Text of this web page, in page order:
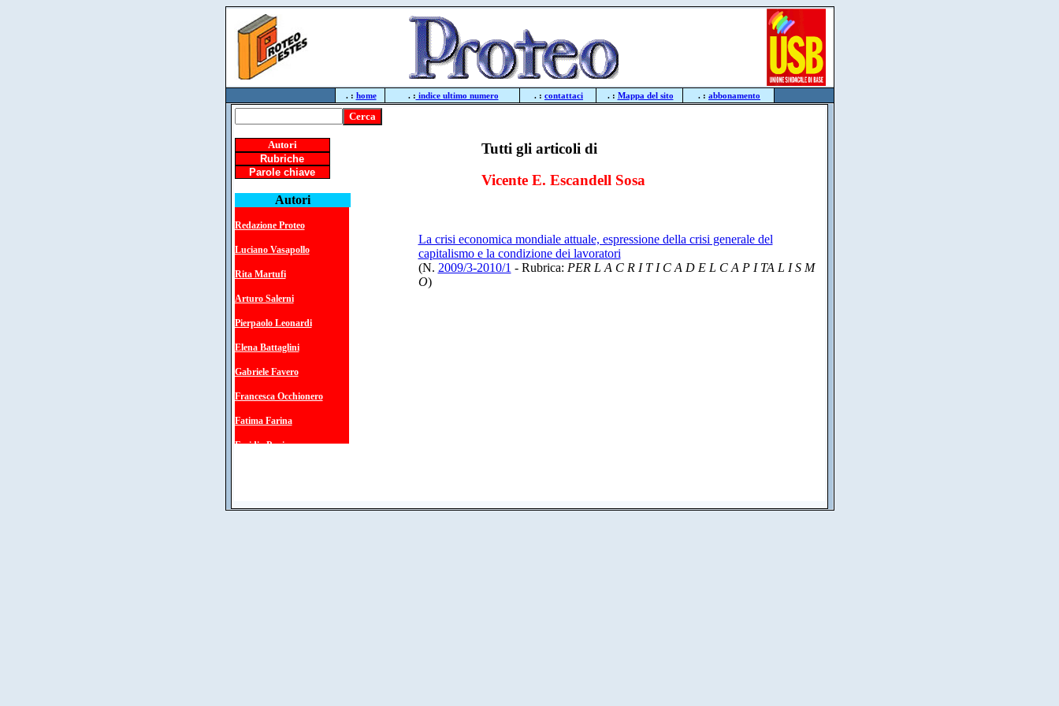
. : home . : indice ultimo numero . : contattaci . : Mappa del sito . : abbonamento
Autori
Rubriche
Parole chiave
Autori
Redazione Proteo
Luciano Vasapollo
Rita Martufi
Arturo Salerni
Pierpaolo Leonardi
Elena Battaglini
Gabriele Favero
Francesca Occhionero
Fatima Farina
Emidia Papi
Tutti gli articoli di
Vicente E. Escandell Sosa
La crisi economica mondiale attuale, espressione della crisi generale del
capitalismo e la condizione dei lavoratori
(N. 2009/3-2010/1 - Rubrica: PER L A C R I T I C A D E L C A P I TA L I S M
O)